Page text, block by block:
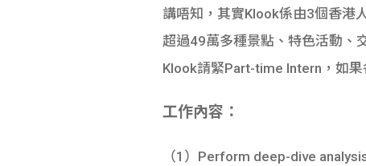
講唔知，其實Klook係由3個香港
超過49萬多種景點、特色活動、
Klook請緊Part-time Intern，如
工作內容：
（1）Perform deep-dive